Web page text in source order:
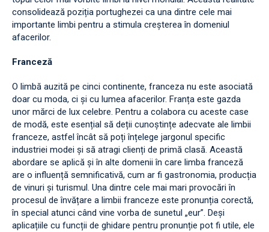
consolidează poziția portughezei ca una dintre cele mai
importante limbi pentru a stimula creșterea în domeniul
afacerilor.
Franceză
O limbă auzită pe cinci continente, franceza nu este asociată
doar cu moda, ci și cu lumea afacerilor. Franța este gazda
unor mărci de lux celebre. Pentru a colabora cu aceste case
de modă, este esențial să deții cunoștințe adecvate ale limbii
franceze, astfel încât să poți înțelege jargonul specific
industriei modei și să atragi clienți de primă clasă. Această
abordare se aplică și în alte domenii în care limba franceză
are o influență semnificativă, cum ar fi gastronomia, producția
de vinuri și turismul. Una dintre cele mai mari provocări în
procesul de învățare a limbii franceze este pronunția corectă,
în special atunci când vine vorba de sunetul „eur”. Deși
aplicațiile cu funcții de ghidare pentru pronunție pot fi utile, ele